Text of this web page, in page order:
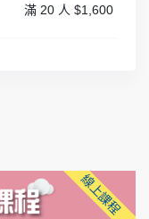
滿 20 人 $1,600
線上課程